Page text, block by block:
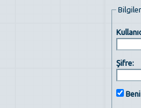
Şifre: